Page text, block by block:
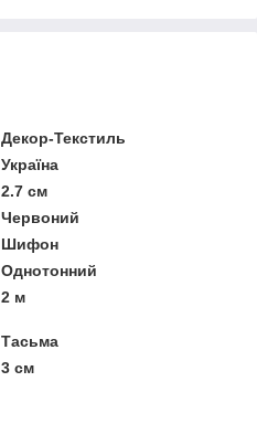
Декор-Текстиль
Україна
2.7 см
Червоний
Шифон
Однотонний
2 м
Тасьма
3 см